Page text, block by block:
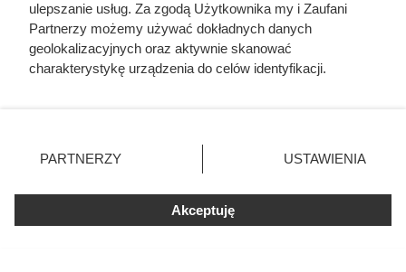
Ceny pelletu wystrzeliły jeszcze przed sezonem.
ulepszanie usług. Za zgodą Użytkownika my i Zaufani
Partnerzy możemy używać dokładnych danych
geolokalizacyjnych oraz aktywnie skanować
charakterystykę urządzenia do celów identyfikacji.
zmienić/wycofać klikając przycisk ustawień prywatności
znajdujący się w lewym dolnym rogu strony
rodzaje przetwarzania danych nie wymagają zgody
użytkownika, ale masz prawo sprzeciwić się takiemu
przetwarzaniu. Preferencje będą miały zastosowania tylko
PARTNERZY USTAWIENIA
Akceptuję